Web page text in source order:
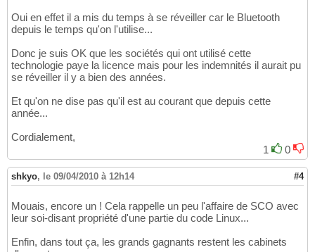
Oui en effet il a mis du temps à se réveiller car le Bluetooth
depuis le temps qu'on l'utilise...
Donc je suis OK que les sociétés qui ont utilisé cette
technologie paye la licence mais pour les indemnités il aurait pu
se réveiller il y a bien des années.
Et qu'on ne dise pas qu'il est au courant que depuis cette
année...
Cordialement,
1
0
shkyo, le 09/04/2010 à 12h14 #4
Mouais, encore un ! Cela rappelle un peu l'affaire de SCO avec
leur soi-disant propriété d'une partie du code Linux...
Enfin, dans tout ça, les grands gagnants restent les cabinets